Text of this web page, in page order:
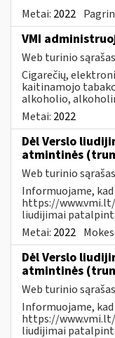
Metai: 2022
VMI
Web turinio sąrašas
Cigarečių,
kaitinamojo
alkoholio,
Metai: 2022
Dėl Verslo
atmintinės
Web turinio sąrašas
Informuojame,
https://
liudijimai
Metai: 2022
Dėl Verslo
atmintinės
Web turinio sąrašas
Informuojame,
https://
liudijimai